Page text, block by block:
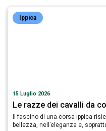
Ippica
15 Luglio 2026
Le razze dei cavalli da
Il fascino di una corsa ippica
bellezza, nell’eleganza e,